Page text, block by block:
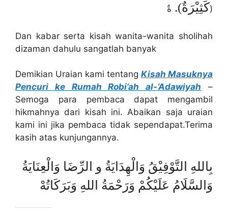
كَثِيْرَةٌ).ةٌ)
Dan kabar serta kisah wanita-wanita sholihah
dizaman dahulu sangatlah banyak
Demikian Uraian kami tentang Kisah Masuknya
Pencuri ke Rumah Robi’ah al-‘Adawiyah –
Semoga para pembaca dapat mengambil
hikmahnya dari kisah ini. Abaikan saja uraian
kami ini jika pembaca tidak sependapat.Terima
kasih atas kunjungannya.
بِاللهِ التَّوْفِيْقُ وَالْهِدَايَةُ و الرِّضَا وَالْعِنَايَةُ
وَالسَّلَامُ عَلَيْكُمْ وَرَحْمَةُ اللهِ وَبَرَكَاتُهْ